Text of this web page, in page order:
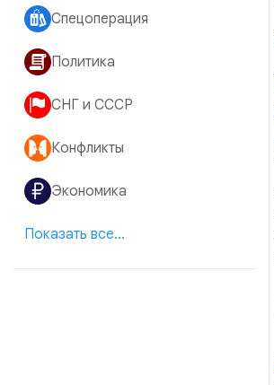
Спецоперация
Политика
СНГ и СССР
Конфликты
Экономика
Показать все...